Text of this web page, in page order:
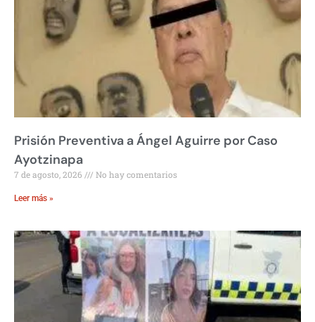
Prisión Preventiva a Ángel Aguirre por Caso
Ayotzinapa
7 de agosto, 2026 No hay comentarios
Leer más »